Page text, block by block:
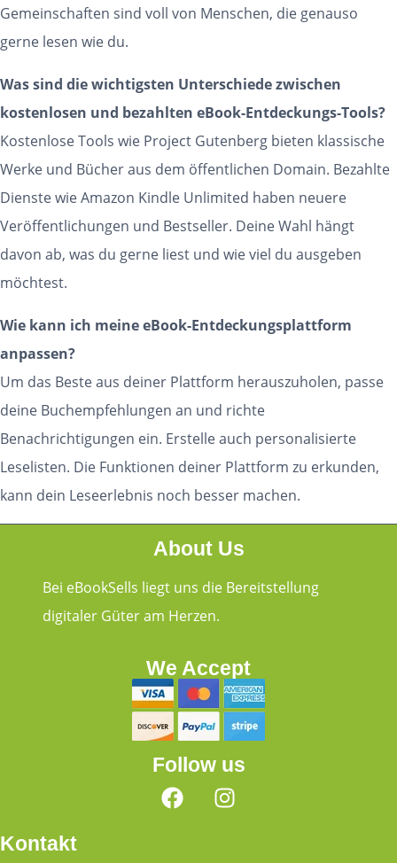
Gemeinschaften sind voll von Menschen, die genauso
gerne lesen wie du.
Was sind die wichtigsten Unterschiede zwischen
kostenlosen und bezahlten eBook-Entdeckungs-Tools?
Kostenlose Tools wie Project Gutenberg bieten klassische
Werke und Bücher aus dem öffentlichen Domain. Bezahlte
Dienste wie Amazon Kindle Unlimited haben neuere
Veröffentlichungen und Bestseller. Deine Wahl hängt
davon ab, was du gerne liest und wie viel du ausgeben
möchtest.
Wie kann ich meine eBook-Entdeckungsplattform
anpassen?
Um das Beste aus deiner Plattform herauszuholen, passe
deine Buchempfehlungen an und richte
Benachrichtigungen ein. Erstelle auch personalisierte
Leselisten. Die Funktionen deiner Plattform zu erkunden,
kann dein Leseerlebnis noch besser machen.
About Us
Bei eBookSells liegt uns die Bereitstellung
digitaler Güter am Herzen.
We Accept
Follow us
Kontakt